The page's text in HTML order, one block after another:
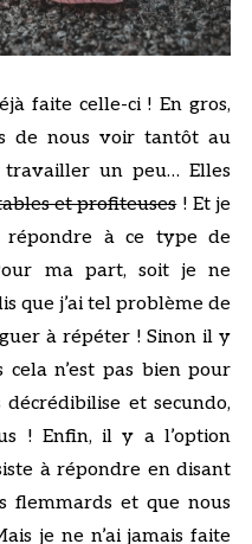
faite celle-ci ! En gros,
de nous voir tantôt au
travailler un peu… Elles
et profiteuses! Et je
à ce type de
ma part, soit je ne
que j’ai tel problème de
à répéter ! Sinon il y
cela n’est pas bien pour
et secundo,
! Enfin, il y a l’option
à répondre en disant
flemmards et que nous
je ne n’ai jamais faite